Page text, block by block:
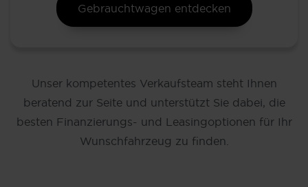
Gebrauchtwagen entdecken
Unser kompetentes Verkaufsteam steht Ihnen
beratend zur Seite und unterstützt Sie dabei, die
besten Finanzierungs- und Leasingoptionen für Ihr
Wunschfahrzeug zu finden.